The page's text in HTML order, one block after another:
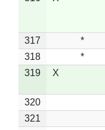
317 *
318
*
319
X
320
321